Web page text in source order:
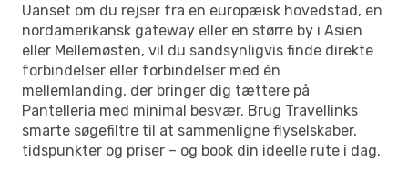
Uanset om du rejser fra en europæisk hovedstad, en
nordamerikansk gateway eller en større by i Asien
eller Mellemøsten, vil du sandsynligvis finde direkte
forbindelser eller forbindelser med én
mellemlanding, der bringer dig tættere på
Pantelleria med minimal besvær. Brug Travellinks
smarte søgefiltre til at sammenligne flyselskaber,
tidspunkter og priser – og book din ideelle rute i dag.